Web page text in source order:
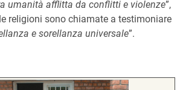
umanità afflitta da conflitti e violenze”,
religioni sono chiamate a testimoniare
e sorellanza universale”.